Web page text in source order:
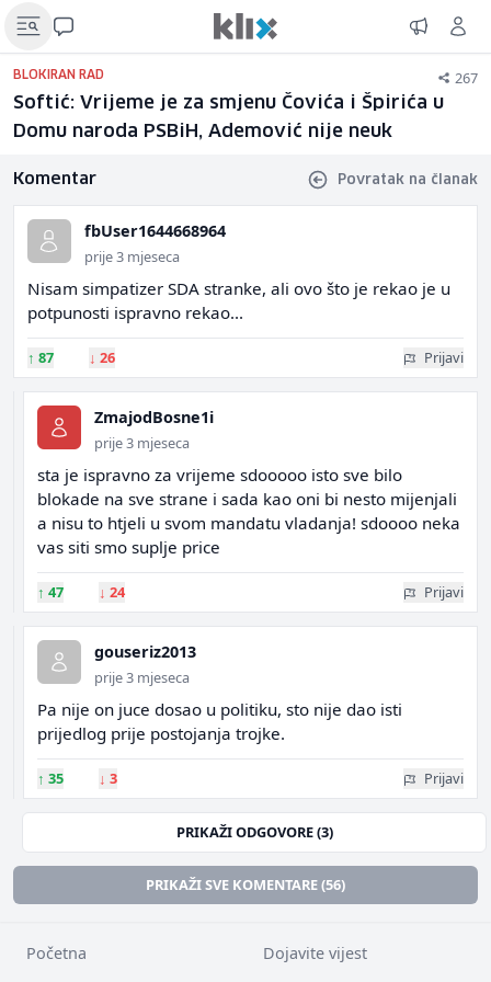
BLOKIRAN RAD 267
Softić: Vrijeme je za smjenu Čovića i Špirića u
Domu naroda PSBiH, Ademović nije neuk
Komentar Povratak na članak
fbUser1644668964
prije 3 mjeseca
Nisam simpatizer SDA stranke, ali ovo što je rekao je u
potpunosti ispravno rekao...
↑ 87 ↓ 26 Prijavi
ZmajodBosne1i
prije 3 mjeseca
sta je ispravno za vrijeme sdooooo isto sve bilo
blokade na sve strane i sada kao oni bi nesto mijenjali
a nisu to htjeli u svom mandatu vladanja! sdoooo neka
vas siti smo suplje price
↑ 47 ↓ 24 Prijavi
gouseriz2013
prije 3 mjeseca
Pa nije on juce dosao u politiku, sto nije dao isti
prijedlog prije postojanja trojke.
↑ 35 ↓ 3 Prijavi
PRIKAŽI ODGOVORE (3)
PRIKAŽI SVE KOMENTARE (56)
Početna Dojavite vijest